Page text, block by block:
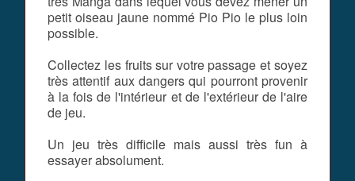
petit oiseau jaune nommé Pio Pio le plus loin
possible.
Collectez les fruits sur votre passage et soyez
très attentif aux dangers qui pourront provenir
à la fois de l'intérieur et de l'extérieur de l'aire
de jeu.
Un jeu très difficile mais aussi très fun à
essayer absolument.